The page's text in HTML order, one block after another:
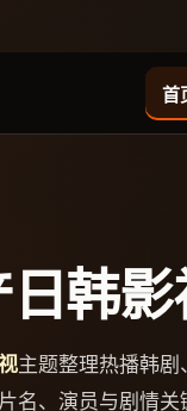
首
韩影
主题整理热播韩
名、演员与剧情